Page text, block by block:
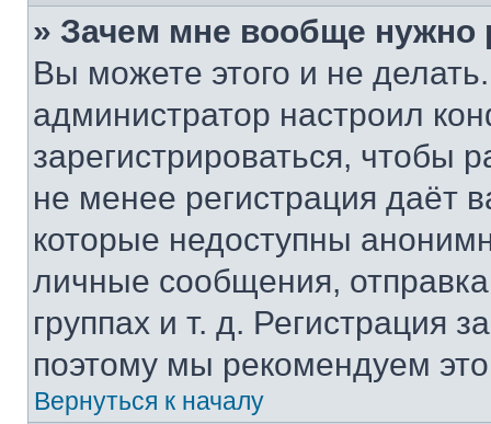
» Зачем мне вообще нужно
Вы можете этого и не
администратор настроил
зарегистрироваться, чтобы
не менее регистрация даёт
которые недоступны
личные сообщения,
группах и т. д. Регистрация
поэтому мы рекомендуем
Вернуться к началу